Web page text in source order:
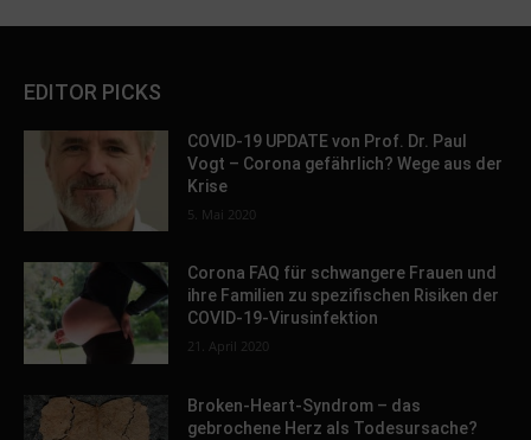
EDITOR PICKS
COVID-19 UPDATE von Prof. Dr. Paul
Vogt – Corona gefährlich? Wege aus der
Krise
5. Mai 2020
Corona FAQ für schwangere Frauen und
ihre Familien zu spezifischen Risiken der
COVID-19-Virusinfektion
21. April 2020
Broken-Heart-Syndrom – das
gebrochene Herz als Todesursache?